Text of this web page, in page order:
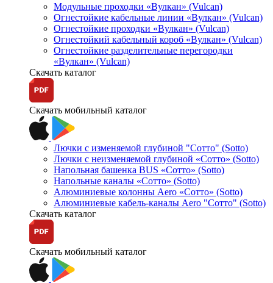
Модульные проходки «Вулкан» (Vulcan)
Огнестойкие кабельные линии «Вулкан» (Vulcan)
Огнестойкие проходки «Вулкан» (Vulcan)
Огнестойкий кабельный короб «Вулкан» (Vulcan)
Огнестойкие разделительные перегородки
«Вулкан» (Vulcan)
Скачать каталог
Скачать мобильный каталог
Лючки с изменяемой глубиной "Сотто" (Sotto)
Лючки с неизменяемой глубиной «Сотто» (Sotto)
Напольная башенка BUS «Сотто» (Sotto)
Напольные каналы «Сотто» (Sotto)
Алюминиевые колонны Aero «Сотто» (Sotto)
Алюминиевые кабель-каналы Aero "Сотто" (Sotto)
Скачать каталог
Скачать мобильный каталог